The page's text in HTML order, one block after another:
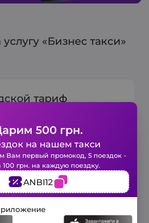
«Бизнес такси»
тариф
тариф:
и 3 км
20 грн
тариф
такси в 1 клик!
короткую форму и наше
будет у вас уже через
несколько минут.
3 минуты
500 грн.
на нашем такси
Вам первый промокод, 5 поездок -
100 грн. на каждую поездку.
ANBI12